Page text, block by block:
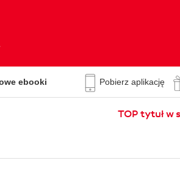
ebooki Pobierz aplikację
TOP tytuł w